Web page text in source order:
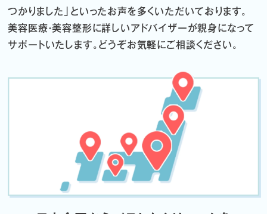
つかりました」 といったお声を多くいただいております。
美容医療・美容整形に詳しいアドバイザーが親身になって
サポートいたします。 どうぞお気軽にご相談ください。